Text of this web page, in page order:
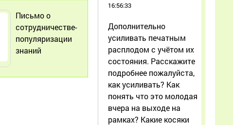
Письмо о
сотрудничестве-
популяризации
знаний
16:56:33
Дополнительно
усиливать печатным
расплодом с учётом их
состояния. Расскажите
подробнее пожалуйста,
как усиливать? Как
понять что это молодая
вчера на выходе на
рамках? Какие косяки